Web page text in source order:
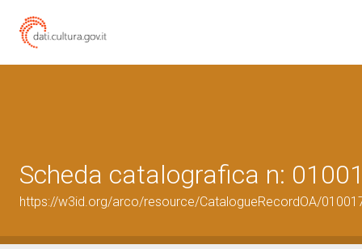
Scheda catalografica n:
https://w3id.org/arco/resource/CatalogueRecordOA/